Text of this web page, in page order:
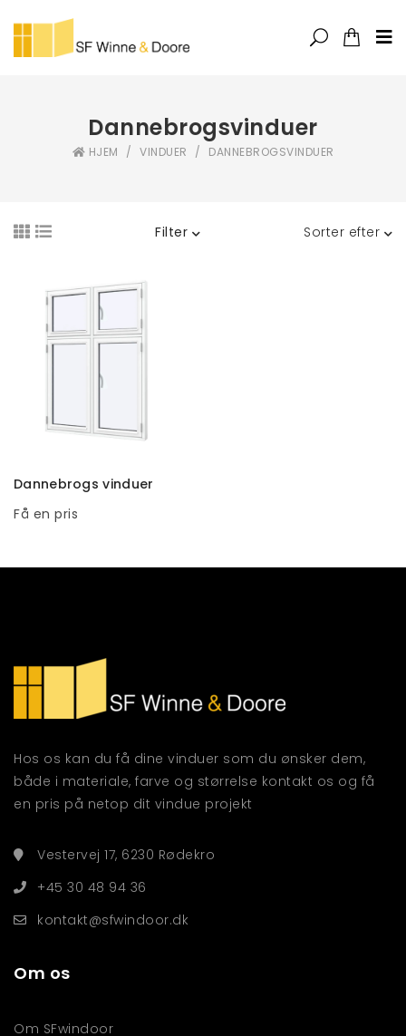
Dannebrogsvinduer
HJEM / VINDUER / DANNEBROGSVINDUER
Filter Sorter efter
TILFØJ TIL KURV
Dannebrogs vinduer
Få en pris
Hos os kan du få dine vinduer som du ønsker dem,
både i materiale, farve og størrelse kontakt os og få
en pris på netop dit vindue projekt
Vestervej 17, 6230 Rødekro
+45 30 48 94 36
kontakt@sfwindoor.dk
Om os
Om SFwindoor